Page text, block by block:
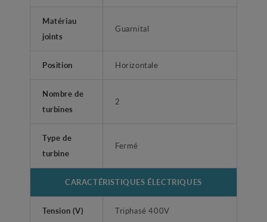
Matériau
joints
Guarnital
Position Horizontale
Nombre de
turbines
2
Type de
turbine
Fermé
CARACTÉRISTIQUES ÉLECTRIQUES
Tension (V) Triphasé 400V